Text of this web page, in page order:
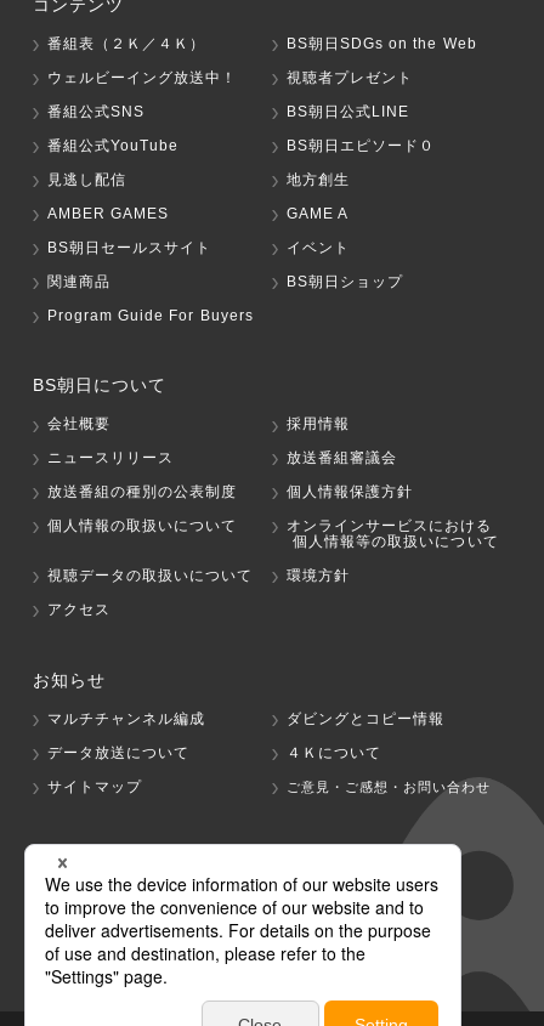
コンテンツ
番組表（２Ｋ／４Ｋ）
BS朝日SDGs on the Web
ウェルビーイング放送中！
視聴者プレゼント
番組公式SNS
BS朝日公式LINE
番組公式YouTube
BS朝日エピソード０
見逃し配信
地方創生
AMBER GAMES
GAME A
BS朝日セールスサイト
イベント
関連商品
BS朝日ショップ
Program Guide For Buyers
BS朝日について
会社概要
採用情報
ニュースリリース
放送番組審議会
放送番組の種別の公表制度
個人情報保護方針
個人情報の取扱いについて
オンラインサービスにおける
個人情報等の取扱いについて
視聴データの取扱いについて
環境方針
アクセス
お知らせ
マルチチャンネル編成
ダビングとコピー情報
データ放送について
４Ｋについて
サイトマップ
ご意見・ご感想・お問い合わせ
グループ会社
テレビ朝日 テレ朝チャンネル